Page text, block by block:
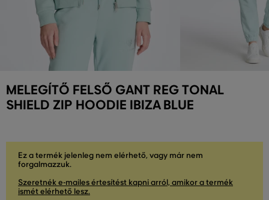
MELEGÍTŐ FELSŐ GANT REG TONAL
SHIELD ZIP HOODIE IBIZA BLUE
Ez a termék jelenleg nem elérhető, vagy már nem
forgalmazzuk.
Szeretnék e-mailes értesítést kapni arról, amikor a termék
ismét elérhető lesz.